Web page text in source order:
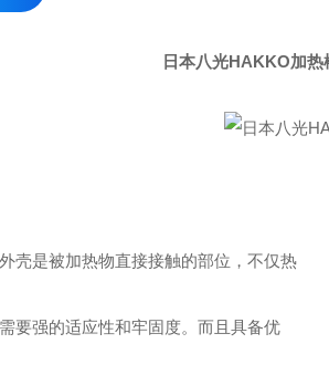
日本八光HAKKO加
壳是被加热物直接接触的部位，不仅热
要强的适应性和牢固度。而且具备优